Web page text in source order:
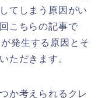
てしまう原因がい
こちらの記事で
発生する原因とそ
ただきます。
か考えられるクレ